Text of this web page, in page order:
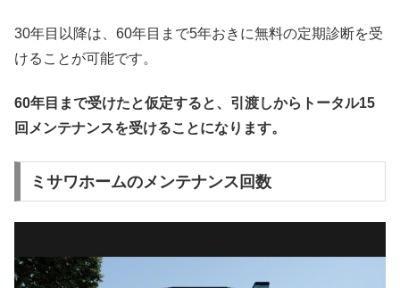
30年目以降は、60年目まで5年おきに無料の定期診断を受
けることが可能です。
60年目まで受けたと仮定すると、引渡しからトータル15
回メンテナンスを受けることになります。
ミサワホームのメンテナンス回数